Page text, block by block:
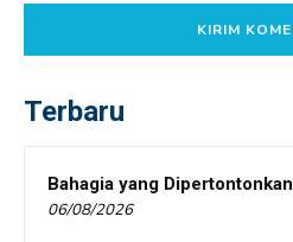
Terbaru
Bahagia yang Dipertontonkan
06/08/2026